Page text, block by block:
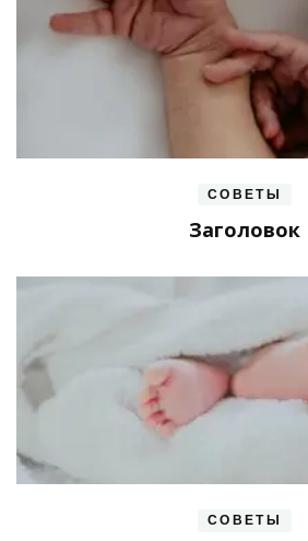
СОВЕТЫ
Заголовок
СОВЕТЫ